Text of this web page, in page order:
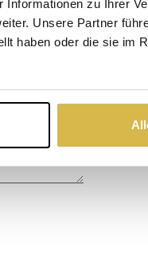
zu Ihrer
Unsere Partner
haben oder die sie im